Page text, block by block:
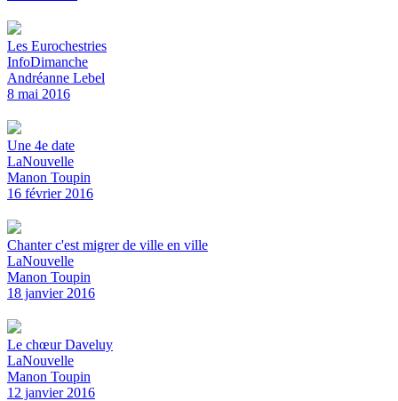
Les Eurochestries
InfoDimanche
Andréanne Lebel
8 mai 2016
Une 4e date
LaNouvelle
Manon Toupin
16 février 2016
Chanter c'est migrer de ville en ville
LaNouvelle
Manon Toupin
18 janvier 2016
Le chœur Daveluy
LaNouvelle
Manon Toupin
12 janvier 2016